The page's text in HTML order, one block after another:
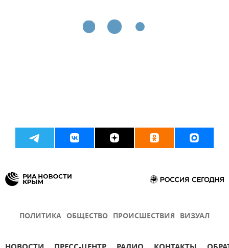
ПОЛИТИКА ОБЩЕСТВО ПРОИСШЕСТВИЯ ВИЗУАЛ